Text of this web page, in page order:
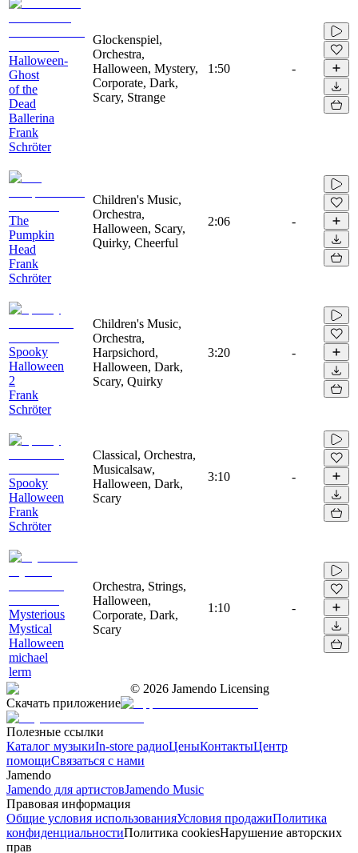
Halloween-
Ghost
of the
Dead
Ballerina
Frank
Schröter
Glockenspiel,
Orchestra,
Halloween, Mystery,
Corporate, Dark,
Scary, Strange
1:50 -
The
Pumpkin
Head
Frank
Schröter
Children's Music,
Orchestra,
Halloween, Scary,
Quirky, Cheerful
2:06 -
Spooky
Halloween
2
Frank
Schröter
Children's Music,
Orchestra,
Harpsichord,
Halloween, Dark,
Scary, Quirky
3:20 -
Spooky
Halloween
Frank
Schröter
Classical, Orchestra,
Musicalsaw,
Halloween, Dark,
Scary
3:10 -
Mysterious
Mystical
Halloween
michael
lerm
Orchestra, Strings,
Halloween,
Corporate, Dark,
Scary
1:10 -
© 2026 Jamendo Licensing
Скачать приложение
Полезные ссылки
Каталог музыкиIn-store радиоЦеныКонтактыЦентр
помощиСвязаться с нами
Jamendo
Jamendo для артистовJamendo Music
Правовая информация
Общие условия использованияУсловия продажиПолитика
конфиденциальностиПолитика cookiesНарушение авторских
прав